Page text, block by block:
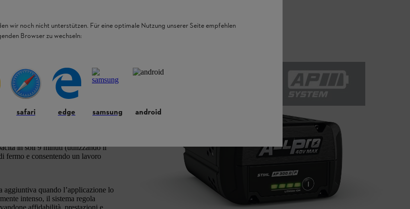
AP 300.0 P del
carica, garantendo la massima
del verde, per le attività
delle celle
Tablessassicura un
complessive superiori.
in soli 9 minuti (utilizzando il
fermo e consentendo un lavoro
aggiuntiva quando l’applicazione lo
intenso, il sistema regola
affidabilità, prestazioni e
wir noch nicht unterstützen. Für eine optimale Nutzung unserer Seite empfehlen
Browser zu wechseln:
safari edge samsung android